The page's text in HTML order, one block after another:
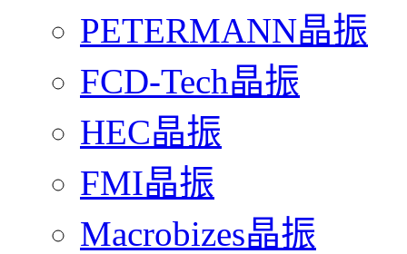
PETERMANN晶振
FCD-Tech晶振
HEC晶振
FMI晶振
Macrobizes晶振